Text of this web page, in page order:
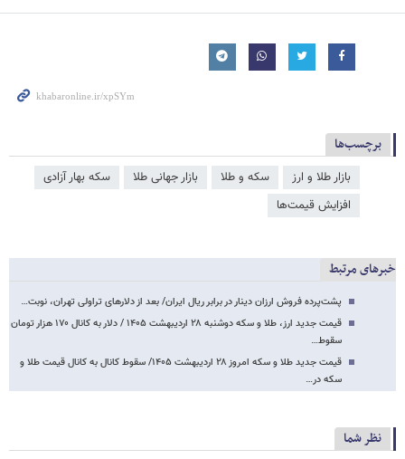
برچسب‌ها
بازار طلا و ارز سکه و طلا بازار جهانی طلا
سکه بهار آزادی
افزایش قیمت‌ها
خبرهای مرتبط
پشت‌پرده فروش ارزان دینار در برابر ریال ایران/ بعد از دلارهای تراولی تهران، نوبت…
قیمت جدید ارز، طلا و سکه دوشنبه ۲۸ اردیبهشت ۱۴۰۵ / دلار به کانال ۱۷۰ هزار تومان
سقوط…
قیمت جدید طلا و سکه امروز ۲۸ اردیبهشت ۱۴۰۵/ سقوط کانال به کانال قیمت طلا و
سکه در…
نظر شما